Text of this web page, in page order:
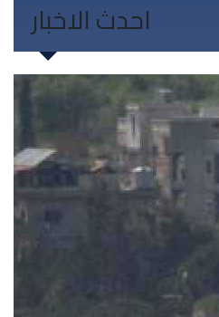
احدث الاخبار